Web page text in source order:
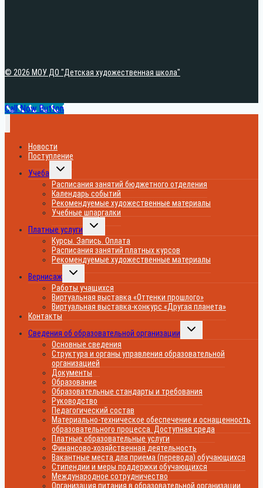
© 2026 МОУ ДО "Детская художественная школа"
Call Now Button
Новости
Поступление
Учеба
Переключить
меню
Расписания занятий бюджетного отделения
Календарь событий
Рекомендуемые художественные материалы
Учебные шпаргалки
Платные услуги
Переключить
меню
Курсы. Запись. Оплата
Расписания занятий платных курсов
Рекомендуемые художественные материалы
Вернисаж
Переключить
меню
Работы учащихся
Виртуальная выставка «Оттенки прошлого»
Виртуальная выставка-конкурс «Другая планета»
Контакты
Сведения об образовательной организации
Переключить
Основные сведения
Структура и органы управления образовательной
организацией
Документы
Образование
Образовательные стандарты и требования
Руководство
Педагогический состав
Материально-техническое обеспечение и оснащенность
образовательного процесса. Доступная среда
Платные образовательные услуги
Финансово-хозяйственная деятельность
Вакантные места для приема (перевода) обучающихся
Стипендии и меры поддержки обучающихся
Международное сотрудничество
Организация питания в образовательной организации